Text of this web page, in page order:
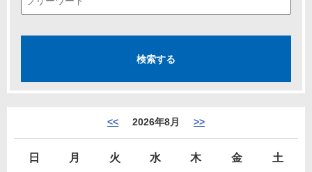
<< 2026年8月 >>
日 月 火 水 木 金
土